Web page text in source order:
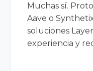
Muchas sí.
Aave o
soluciones
experiencia y